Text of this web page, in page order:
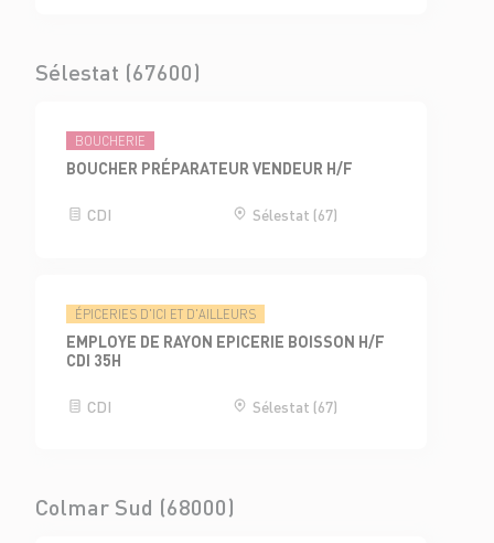
Sélestat (67600)
BOUCHERIE
BOUCHER PRÉPARATEUR VENDEUR H/F
CDI Sélestat (67)
ÉPICERIES D'ICI ET D'AILLEURS
EMPLOYE DE RAYON EPICERIE BOISSON H/F
CDI 35H
CDI Sélestat (67)
Colmar Sud (68000)